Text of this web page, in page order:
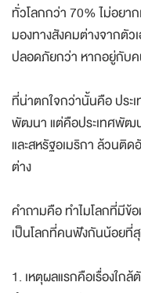
ข้อมูลใหม่จาก Edelman
ทั่วโลกกว่า 70% ไม่อยา
มองทางสังคมต่างจากตัวเ
ที่น่าตกใจกว่านั้นคือ ประเ
พัฒนา แต่คือประเทศพัฒ
และสหรัฐอเมริกา ล้วนติด
คำถามคือ ทำไมโลกที่มีข้